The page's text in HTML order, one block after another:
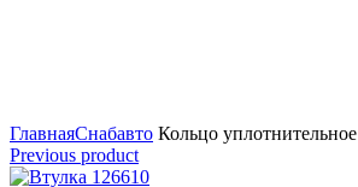
ГлавнаяСнабавто Кольцо уплотнительное
Previous product